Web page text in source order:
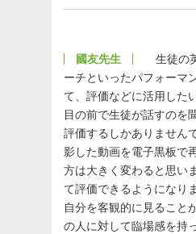
國友先生
生徒の
ーチといったパフォーマ
て、評価などに活用した
目の前で生徒が話すのを
評価するしかありません
影した動画を電子黒板で
方は大きく変わると思い
て評価できるようになり
自分を客観的に見ること
の人に対して臨場感を持